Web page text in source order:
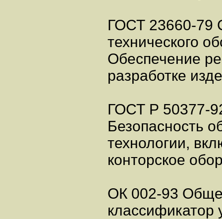
ГОСТ 23660-79
технического
Обеспечение
разработке
ГОСТ Р 50377-
Безопасность
технологии,
конторское
ОК 002-93
классификатор